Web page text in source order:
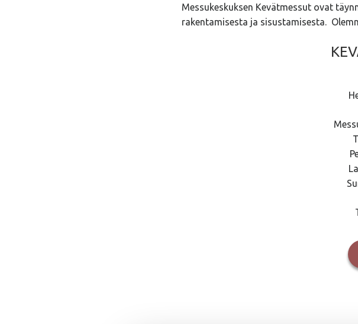
Messukeskuksen Kevätmessut ovat
rakentamisesta ja sisustamisesta.